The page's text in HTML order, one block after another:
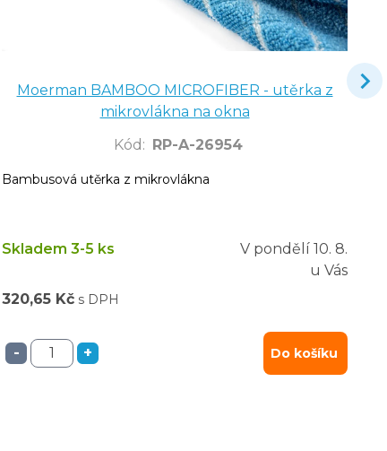
Moerman BAMBOO MICROFIBER - utěrka z
mikrovlákna na okna
Kód : RP-A-26954
Bambusová utěrka z mikrovlákna
Skladem 3-5 ks V pondělí 10. 8.
u Vás
320,65 Kč s DPH
- + Do košíku